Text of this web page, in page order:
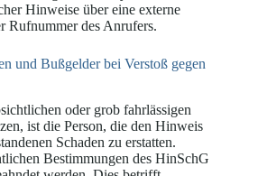
Hinweise über eine externe
Rufnummer des Anrufers.
und Bußgelder bei Verstoß gegen
oder grob fahrlässigen
ist die Person, die den Hinweis
Schaden zu erstatten.
Bestimmungen des HinSchG